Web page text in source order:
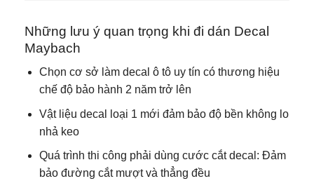
Những lưu ý quan trọng khi đi dán Decal
Maybach
Chọn cơ sở làm decal ô tô uy tín có thương hiệu
chế độ bảo hành 2 năm trở lên
Vật liệu decal loại 1 mới đảm bảo độ bền không lo
nhả keo
Quá trình thi công phải dùng cước cắt decal: Đảm
bảo đường cắt mượt và thẳng đều